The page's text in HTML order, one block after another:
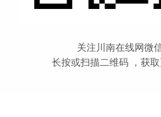
关注川南在线网微
长按或扫描二维码 ，获